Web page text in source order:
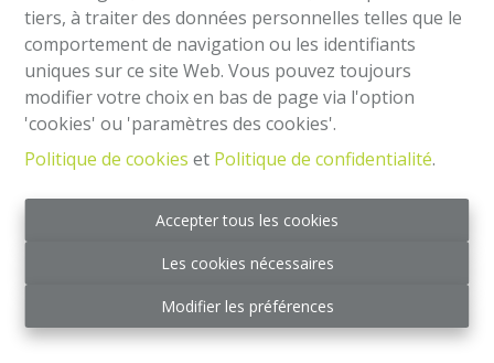
tiers, à traiter des données personnelles telles que le
comportement de navigation ou les identifiants
uniques sur ce site Web. Vous pouvez toujours
modifier votre choix en bas de page via l'option
'cookies' ou 'paramètres des cookies'.
Politique de cookies et Politique de confidentialité.
Accepter tous les cookies
Les cookies nécessaires
Modifier les préférences
OPTION